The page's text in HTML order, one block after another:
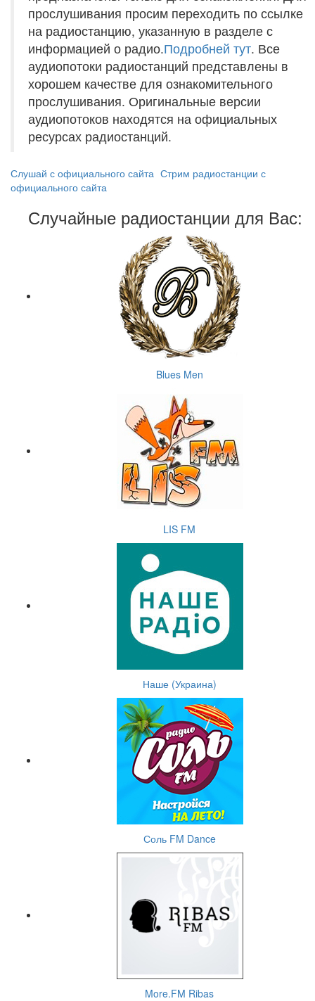
прослушивания просим переходить по ссылке
на радиостанцию, указанную в разделе с
информацией о радио.Подробней тут. Все
аудиопотоки радиостанций представлены в
хорошем качестве для ознакомительного
прослушивания. Оригинальные версии
аудиопотоков находятся на официальных
ресурсах радиостанций.
Слушай с официального сайта Стрим радиостанции с
официального сайта
Случайные радиостанции для Вас:
Blues Men
LIS FM
Наше (Украина)
Соль FM Dance
More.FM Ribas